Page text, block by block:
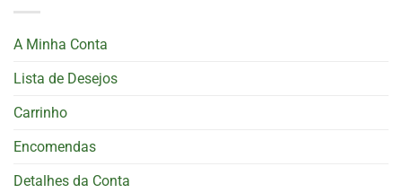
A Minha Conta
Lista de Desejos
Carrinho
Encomendas
Detalhes da Conta